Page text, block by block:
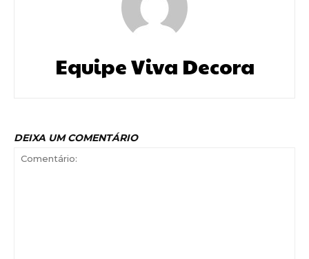
Equipe Viva Decora
DEIXA UM COMENTÁRIO